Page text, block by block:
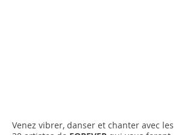
Venez vibrer, danser et chanter avec les